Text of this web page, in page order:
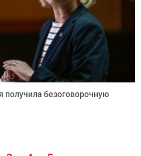
получила безоговорочную